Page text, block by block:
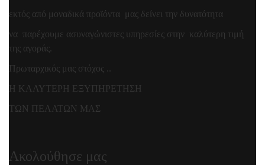
εκτός από μοναδικά προϊόντα μας δείνει την δυνατότητα
να παρέχουμε ασυναγώνιστες υπηρεσίες στην καλύτερη τιμή
της αγοράς.
Πρωταρχικός μας στόχος ..
Η ΚΑΛΥΤΕΡΗ ΕΞΥΠΗΡΕΤΗΣΗ
ΤΩΝ ΠΕΛΑΤΩΝ ΜΑΣ
Ακολούθησε μας